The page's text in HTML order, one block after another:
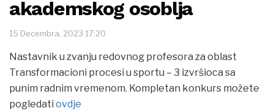
akademskog osoblja
15 Decembra, 2023 17:20
Nastavnik u zvanju redovnog profesora za oblast
Transformacioni procesi u sportu – 3 izvršioca sa
punim radnim vremenom. Kompletan konkurs možete
pogledati ovdje